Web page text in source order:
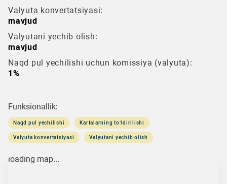
Valyuta konvertatsiyasi:
mavjud
Valyutani yechib olish:
mavjud
Naqd pul yechilishi uchun komissiya (valyuta):
1%
Funksionallik:
Naqd pul yechilishi Kartalarning to‘ldirilishi
Valyuta konvertatsiyasi Valyutani yechib olish
loading map...